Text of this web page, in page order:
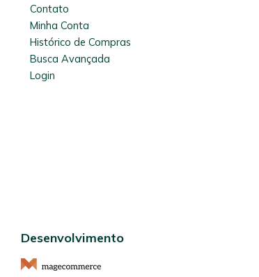
Contato
Minha Conta
Histórico de Compras
Busca Avançada
Login
Desenvolvimento